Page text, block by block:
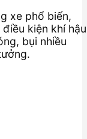
xe phổ biến,
kiện khí hậu
bụi nhiều